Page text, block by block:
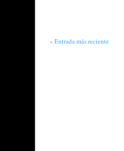
« Entrada más reciente